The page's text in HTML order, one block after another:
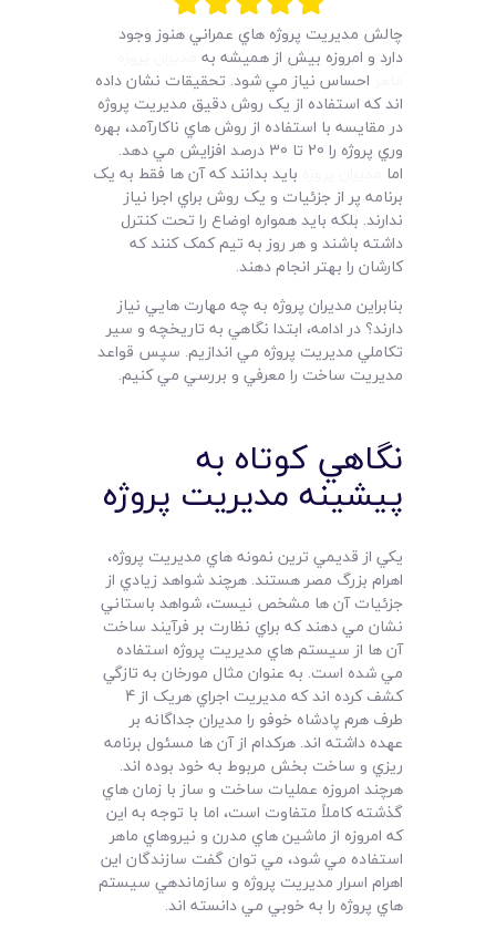
چالش مديريت پروژه هاي عمراني هنوز وجود
دارد و امروزه بيش از هميشه به
احساس نياز مي شود. تحقيقات نشان داده
اند که استفاده از يک روش دقيق مديريت پروژه
در مقايسه با استفاده از روش هاي ناکارآمد، بهره
وري پروژه را 20 تا 30 درصد افزايش مي دهد.
اما
بايد بدانند که آن ها فقط به يک
برنامه پر از جزئيات و يک روش براي اجرا نياز
ندارند. بلکه بايد همواره اوضاع را تحت کنترل
داشته باشند و هر روز به تيم کمک کنند که
کارشان را بهتر انجام دهند.
بنابراين مديران پروژه به چه مهارت هايي نياز
دارند؟ در ادامه،‌ ابتدا نگاهي به تاريخچه و سير
تکاملي مديريت پروژه مي اندازيم. سپس قواعد
مديريت ساخت را معرفي و بررسي مي کنيم.
نگاهي کوتاه به
پيشينه مديريت پروژه
يکي از قديمي ترين نمونه هاي مديريت پروژه،
اهرام بزرگ مصر هستند. هرچند شواهد زيادي از
جزئيات آن ها مشخص نيست، شواهد باستاني
نشان مي دهند که براي نظارت بر فرآيند ساخت
آن ها از سيستم هاي مديريت پروژه استفاده
مي شده است. به عنوان مثال مورخان به تازگي
کشف کرده اند که مديريت اجراي هريک از 4
طرف هرم پادشاه خوفو را مديران جداگانه بر
عهده داشته اند. هرکدام از آن ها مسئول برنامه
ريزي و ساخت بخش مربوط به خود بوده اند.
هرچند امروزه عمليات ساخت و ساز با زمان هاي
گذشته کاملاً متفاوت است،‌ اما با توجه به اين
که امروزه از ماشين هاي مدرن و نيروهاي ماهر
استفاده مي شود، مي توان گفت سازندگان اين
اهرام اسرار مديريت پروژه و سازماندهي سيستم
هاي پروژه را به خوبي مي دانسته اند.